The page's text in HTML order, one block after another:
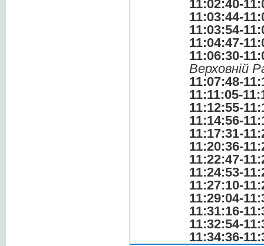
11:02:40-
11:03:44-
11:03:54-
11:04:47-
11:06:30-
Верховній
11:07:48-
11:11:05-
11:12:55-
11:14:56-
11:17:31-
11:20:36-
11:22:47-
11:24:53-
11:27:10-
11:29:04-
11:31:16-
11:32:54-
11:34:36-